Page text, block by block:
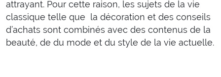
attrayant. Pour cette raison, les sujets de la vie
classique telle que la décoration et des conseils
d’achats sont combinés avec des contenus de la
beauté, de du mode et du style de la vie actuelle.